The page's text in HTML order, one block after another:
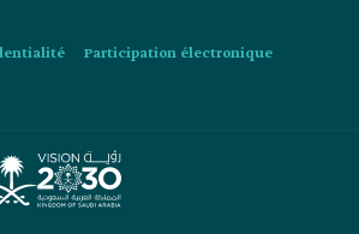
Participation électronique